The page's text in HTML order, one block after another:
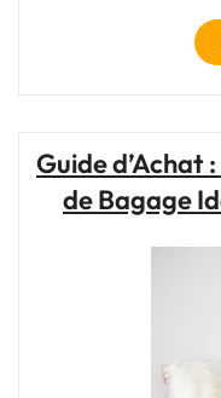
Guide d’Achat
de Bagage